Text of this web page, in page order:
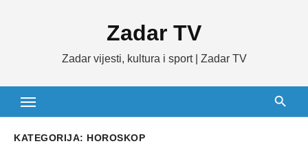
Zadar TV
Zadar vijesti, kultura i sport | Zadar TV
KATEGORIJA: HOROSKOP